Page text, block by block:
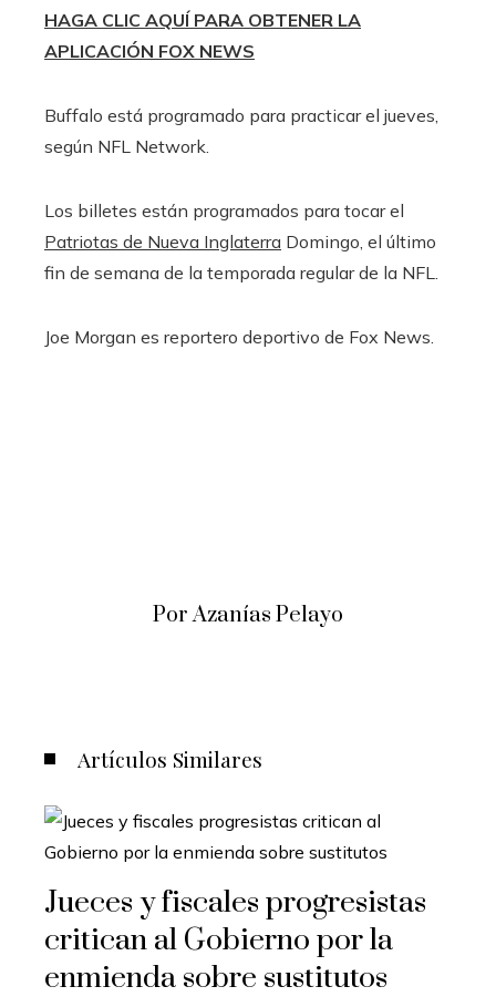
HAGA CLIC AQUÍ PARA OBTENER LA
APLICACIÓN FOX NEWS
Buffalo está programado para practicar el jueves,
según NFL Network.
Los billetes están programados para tocar el
Patriotas de Nueva Inglaterra Domingo, el último
fin de semana de la temporada regular de la NFL.
Joe Morgan es reportero deportivo de Fox News.
Por Azanías Pelayo
Artículos Similares
Jueces y fiscales progresistas
critican al Gobierno por la
enmienda sobre sustitutos